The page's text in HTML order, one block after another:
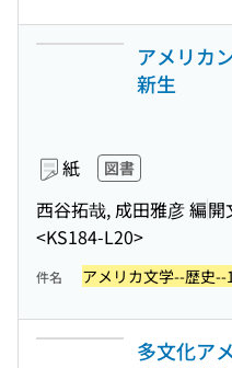
アメリカ
新生
紙 図書
西谷拓哉, 成田雅彦 編開
<KS184-L20>
件名 アメリカ文学--歴史--
多文化ア